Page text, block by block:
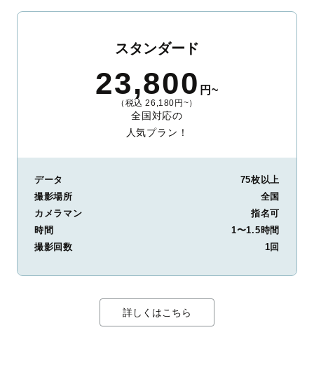
スタンダード
23,800 円~
（税込 26,180円~）
全国対応の
人気プラン！
データ
75枚以上
撮影場所
全国
カメラマン
指名可
時間
1〜1.5時間
撮影回数
1回
詳しくはこちら